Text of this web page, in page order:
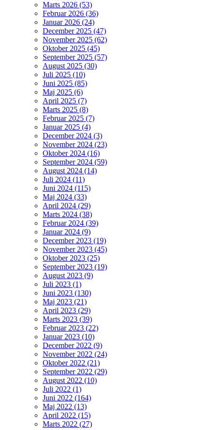
Marts 2026 (53)
Februar 2026 (36)
Januar 2026 (24)
December 2025 (47)
November 2025 (62)
Oktober 2025 (45)
September 2025 (57)
August 2025 (30)
Juli 2025 (10)
Juni 2025 (85)
Maj 2025 (6)
April 2025 (7)
Marts 2025 (8)
Februar 2025 (7)
Januar 2025 (4)
December 2024 (3)
November 2024 (23)
Oktober 2024 (16)
September 2024 (59)
August 2024 (14)
Juli 2024 (11)
Juni 2024 (115)
Maj 2024 (33)
April 2024 (29)
Marts 2024 (38)
Februar 2024 (39)
Januar 2024 (9)
December 2023 (19)
November 2023 (45)
Oktober 2023 (25)
September 2023 (19)
August 2023 (9)
Juli 2023 (1)
Juni 2023 (130)
Maj 2023 (21)
April 2023 (29)
Marts 2023 (39)
Februar 2023 (22)
Januar 2023 (10)
December 2022 (9)
November 2022 (24)
Oktober 2022 (21)
September 2022 (29)
August 2022 (10)
Juli 2022 (1)
Juni 2022 (164)
Maj 2022 (13)
April 2022 (15)
Marts 2022 (27)